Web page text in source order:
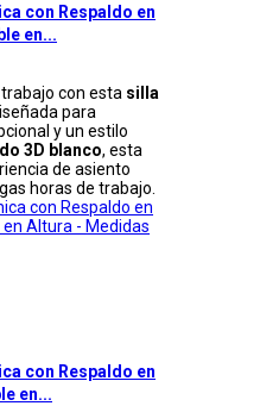
con Respaldo en
en...
con esta silla
para
y un estilo
3D blanco, esta
de asiento
horas de trabajo.
con Respaldo en
en...